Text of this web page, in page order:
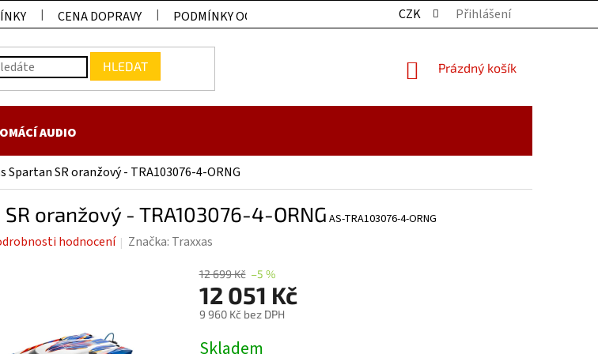
CENA DOPRAVY PODMÍNKY OCHRANY OSOBNÍCH ÚDAJŮ KONTAKTY
CZK Přihlášení
HLEDAT
NÁKUPNÍ
Prázdný košík
AUDIO
Spartan SR oranžový - TRA103076-4-ORNG
oranžový - TRA103076-4-ORNG AS-TRA103076-4-ORNG
hodnocení Značka: Traxxas
12 699 Kč –5 %
12 051 Kč
9 960 Kč bez DPH
Skladem